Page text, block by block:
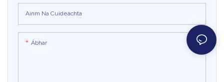
Ainm Na Cuideachta
Ábhar